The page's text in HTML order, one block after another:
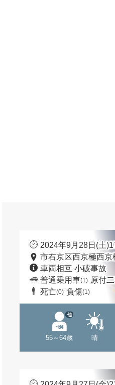
2024年9月28日(土
市右京区西京極西京
車両相互 小破事故
普通乗用車(1) 原付
死亡(0) 負傷(1)
55～64歳
他
晴